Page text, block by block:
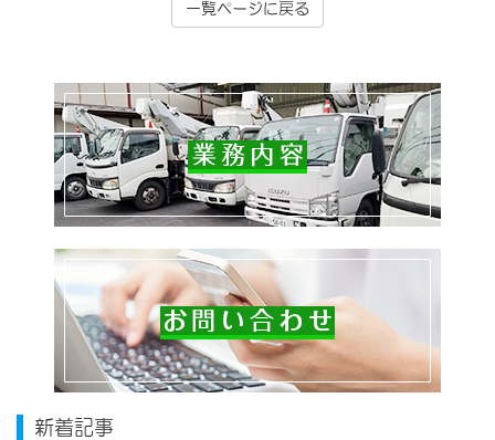
一覧ページに戻る
新着記事